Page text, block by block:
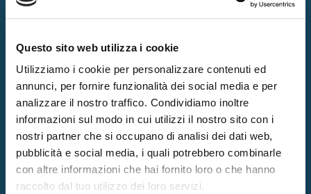
Questo sito web utilizza i cookie
Utilizziamo i cookie per personalizzare contenuti ed
annunci, per fornire funzionalità dei social media e per
analizzare il nostro traffico. Condividiamo inoltre
informazioni sul modo in cui utilizzi il nostro sito con i
nostri partner che si occupano di analisi dei dati web,
pubblicità e social media, i quali potrebbero combinarle
con altre informazioni che hai fornito loro o che hanno
raccolto dal tuo utilizzo dei loro servizi.
Producted
MATTRESSES
BED FRAMES
TOPPER
PILLOWS
ACCESSORIES
Company